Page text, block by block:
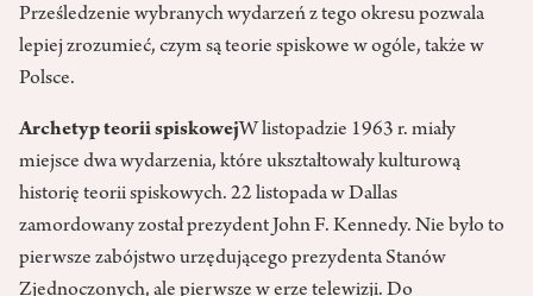
Prześledzenie wybranych wydarzeń z tego okresu pozwala
lepiej zrozumieć, czym są teorie spiskowe w ogóle, także w
Polsce.
Archetyp teorii spiskowejW listopadzie 1963 r. miały
miejsce dwa wydarzenia, które ukształtowały kulturową
historię teorii spiskowych. 22 listopada w Dallas
zamordowany został prezydent John F. Kennedy. Nie było to
pierwsze zabójstwo urzędującego prezydenta Stanów
Zjednoczonych, ale pierwsze w erze telewizji. Do